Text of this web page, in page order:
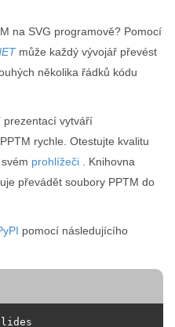
na SVG programově? Pomocí
může každý vývojář převést
několika řádků kódu
prezentací vytváří
rychle. Otestujte kvalitu
prohlížeči . Knihovna
převádět soubory PPTM do
pomocí následujícího